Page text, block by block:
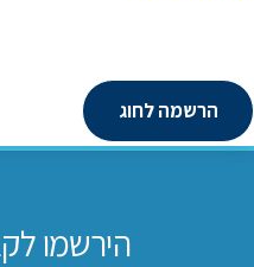
הרשמה לחוג
הירשמו